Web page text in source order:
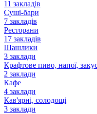
11 закладів
Суші-бари
7 закладів
Ресторани
17 закладів
Шашлики
3 заклади
Крафтове пиво, напої,
2 заклади
Кафе
4 заклади
Кав'ярні, солодощі
3 заклади